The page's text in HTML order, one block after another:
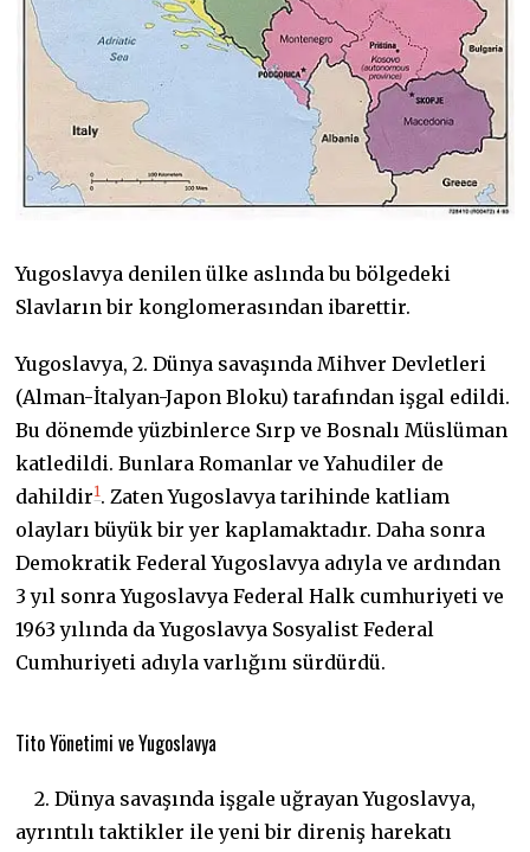
Yugoslavya denilen ülke aslında bu bölgedeki
Slavların bir konglomerasından ibarettir.
Yugoslavya, 2. Dünya savaşında Mihver Devletleri
(Alman-İtalyan-Japon Bloku) tarafından işgal edildi.
Bu dönemde yüzbinlerce Sırp ve Bosnalı Müslüman
katledildi. Bunlara Romanlar ve Yahudiler de
dahildir1. Zaten Yugoslavya tarihinde katliam
olayları büyük bir yer kaplamaktadır. Daha sonra
Demokratik Federal Yugoslavya adıyla ve ardından
3 yıl sonra Yugoslavya Federal Halk cumhuriyeti ve
1963 yılında da Yugoslavya Sosyalist Federal
Cumhuriyeti adıyla varlığını sürdürdü.
Tito Yönetimi ve Yugoslavya
2. Dünya savaşında işgale uğrayan Yugoslavya,
ayrıntılı taktikler ile yeni bir direniş harekatı